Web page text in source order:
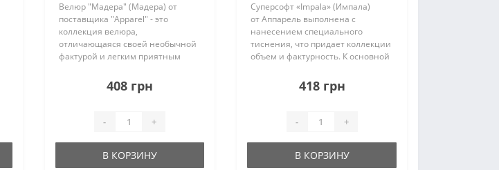
Велюр "Мадера" (Мадера) от
поставщика "Apparel" - это
коллекция велюра,
отличающаяся своей необычной
фактурой и легким приятным
представлена современными
ультрамодными оттенками,
элегантной и изящно..
408 грн
- +
В КОРЗИНУ
Суперсофт «Impala» (Импала)
от Аппарель выполнена с
нанесением специального
тиснения, что придает коллекции
объем и фактурность. К основной
компаньон с романтичным
цветочным дизайном. Ткань
418 грн
- +
В КОРЗИНУ